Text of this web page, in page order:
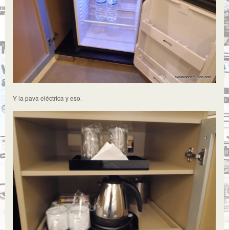
Y la pava eléctrica y eso.